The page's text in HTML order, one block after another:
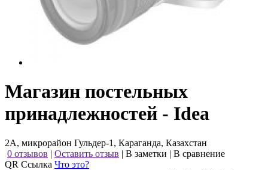
Магазин постельных
принадлежностей - Idea
2А, микрорайон Гульдер-1, Караганда, Казахстан
0 отзывов | Оставить отзыв | В заметки | В сравнение
QR Ссылка Что это?